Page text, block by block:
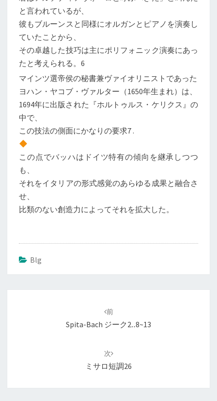
と言われているが、
彼もブルーンスと同様にオルガンとピアノを演奏し
ていたことから、
その卓越した技巧は主にポリフォニック演奏にあっ
たと考えられる。6
マインツ選帝侯の秘書兼ヴァイオリニストであった
ヨハン・ヤコブ・ヴァルター（1650年生まれ）は、
1694年に出版された『ホルトゥルス・ケリクス』の
中で、
この技法の側面にかなりの要求7 .
この点でバッハはドイツ特有の傾向を継承しつつ
も、
それをイタリアの形式感覚のあらゆる成果と融合さ
せ、
比類のない創造力によってそれを拡大した。
Blg
前
Spita-Bach ジーク2‥8~13
次
ミサロ短調26